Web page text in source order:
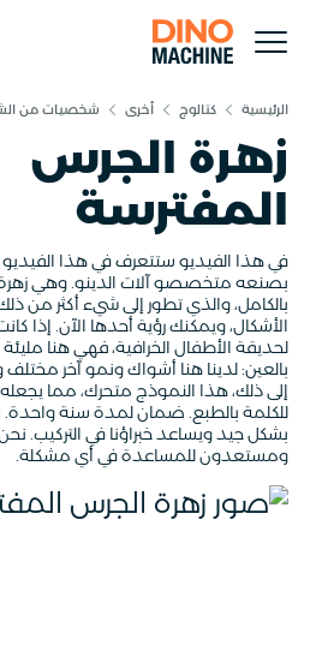
الرئيسية كتالوج أخرى شخصيات من
زهرة الجرس
المفترسة
في هذا الفيديو ستتعرف في هذا
بصنعه متخصصو آلات الدينو. وهي
بالكامل، والذي تطور إلى شيء أكثر من
الأشكال، ويمكنك رؤية أحدها الآن. إذا
لحديقة الأطفال الخرافية، فهي هنا
بالعين: لدينا هنا أشواك ونمو آخر
إلى ذلك، هذا النموذج متحرك، مما يجعله
للكلمة بالطبع. ضمان لمدة سنة
بشكل جيد ويساعد خبراؤنا في التركيب.
ومستعدون للمساعدة في أي مشكلة.